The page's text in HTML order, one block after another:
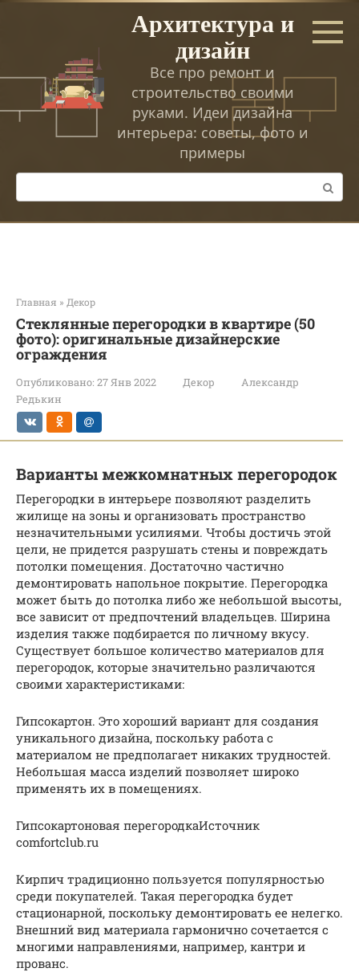
Перейти
Архитектура и
дизайн
Все про ремонт и
строительство своими
руками. Идеи дизайна
интерьера: советы, фото и
примеры
Поиск:
Главная » Декор
Стеклянные перегородки в квартире (50
фото): оригинальные дизайнерские
ограждения
Опубликовано: 27 Янв 2022 Декор
Александр
Редькин
Варианты межкомнатных перегородок
Перегородки в интерьере позволяют разделить
жилище на зоны и организовать пространство
незначительными усилиями. Чтобы достичь этой
цели, не придется разрушать стены и повреждать
потолки помещения. Достаточно частично
демонтировать напольное покрытие. Перегородка
может быть до потолка либо же небольшой высоты,
все зависит от предпочтений владельцев. Ширина
изделия также подбирается по личному вкусу.
Существует большое количество материалов для
перегородок, которые значительно различаются
своими характеристиками:
Гипсокартон. Это хороший вариант для создания
уникального дизайна, поскольку работа с
материалом не предполагает никаких трудностей.
Небольшая масса изделий позволяет широко
применять их в помещениях.
Гипсокартоновая перегородкаИсточник
comfortclub.ru
Кирпич традиционно пользуется популярностью
среди покупателей. Такая перегородка будет
стационарной, поскольку демонтировать ее нелегко.
Внешний вид материала гармонично сочетается с
многими направлениями, например, кантри и
прованс.